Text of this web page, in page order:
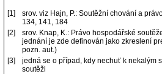
[1]
srov. viz Hajn, P.: Soutěžní chování a
134, 141, 184
[2]
srov. Knap, K.: Právo hospodářské
jednání je zde definován jako zkreslení
pozn. aut.)
[3]
jedná se o případ, kdy nechuť k nekalým
soutěži